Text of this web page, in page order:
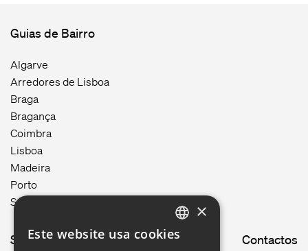
Guias de Bairro
Algarve
Arredores de Lisboa
Braga
Bragança
Coimbra
Lisboa
Madeira
Porto
Setúbal
Site map Contactos
ENGLISH
×
Este website usa cookies